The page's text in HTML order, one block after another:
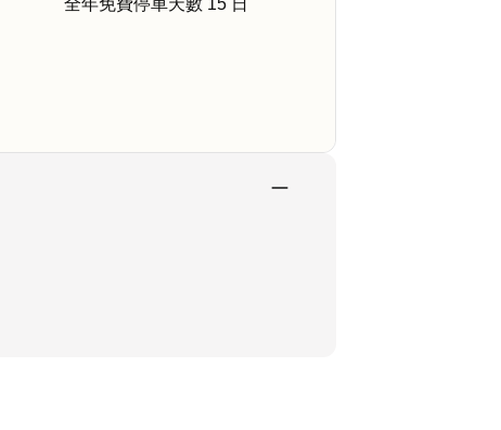
全年免費停車天數 15 日